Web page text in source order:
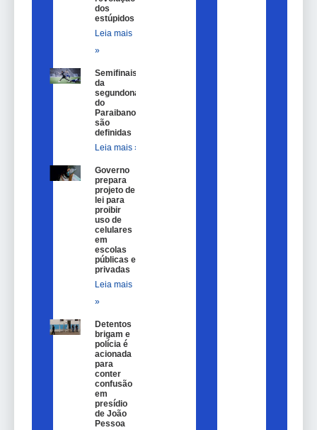
dos
estúpidos
Leia mais
»
Semifinais
da
segundona
do
Paraibano
são
definidas
Leia mais »
Governo
prepara
projeto de
lei para
proibir
uso de
celulares
em
escolas
públicas e
privadas
Leia mais
»
Detentos
brigam e
polícia é
acionada
para
conter
confusão
em
presídio
de João
Pessoa